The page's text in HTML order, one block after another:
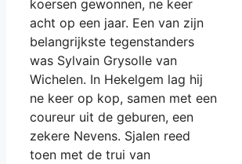
koersen gewonnen, ne keer
acht op een jaar. Een van zijn
belangrijkste tegenstanders
was Sylvain Grysolle van
Wichelen. In Hekelgem lag hij
ne keer op kop, samen met een
coureur uit de geburen, een
zekere Nevens. Sjalen reed
toen met de trui van